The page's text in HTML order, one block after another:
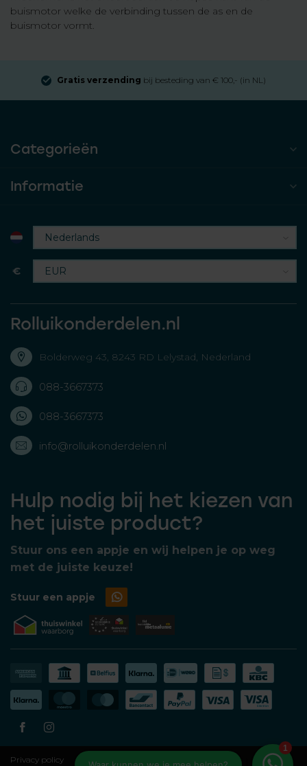
buismotor welke de verbinding tussen de as en de
buismotor vormt.
Gratis verzending bij besteding van € 100,- (in NL)
Categorieën
Informatie
€
Rolluikonderdelen.nl
Bolderweg 43, 8243 RD Lelystad, Nederland
088-3667373
088-3667373
info@rolluikonderdelen.nl
Hulp nodig bij het kiezen van
het juiste product?
Stuur ons een appje en wij helpen je op weg
met de juiste keuze!
Stuur een appje
Privacy policy